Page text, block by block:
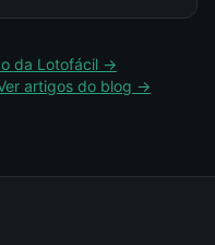
da Lotofácil →
artigos do blog →